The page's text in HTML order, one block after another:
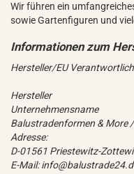
Wir führen ein
sowie Gartenfiguren und
Hersteller/EU
Hersteller
Unternehmensname
Balustradenformen & More
Adresse:
D-01561 Priestewitz-
E-Mail: